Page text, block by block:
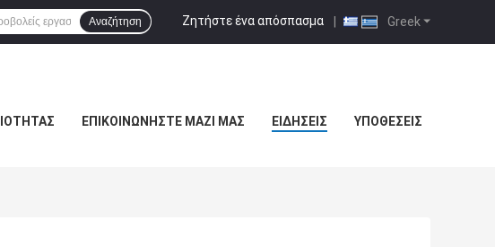
Greek
Ζητήστε ένα απόσπασμα |
Αναζήτηση
ΕΠΙΚΟΙΝΩΝΉΣΤΕ ΜΑΖΊ ΜΑΣ ΕΙΔΉΣΕΙΣ ΥΠΟΘΈΣΕΙΣ